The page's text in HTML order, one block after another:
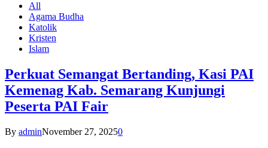
All
Agama Budha
Katolik
Kristen
Islam
Perkuat Semangat Bertanding, Kasi PAI
Kemenag Kab. Semarang Kunjungi
Peserta PAI Fair
By adminNovember 27, 20250